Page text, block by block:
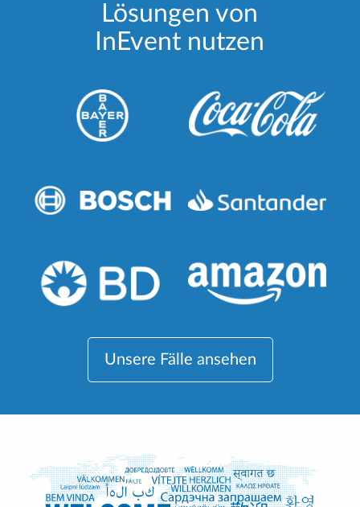
Lösungen von
InEvent nutzen
Unsere Fälle ansehen